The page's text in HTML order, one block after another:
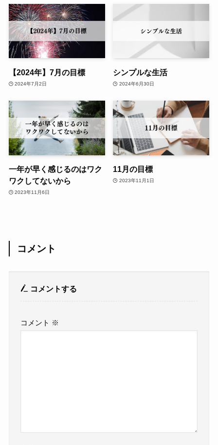
【2024年】7月の目標
2024年7月2日
シンプルな生活
2024年6月30日
一年が早く感じるのはワク
ワクしてないから
2023年11月6日
11月の目標
2023年11月1日
コメント
コメントする
コメント ※